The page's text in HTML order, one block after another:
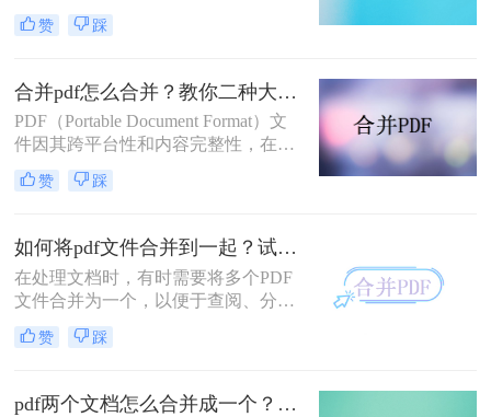
并成一个文件进行打印，以便于管理
和节省纸张。那么如何把pdf合并到一
合并PDF文件并打印，每种方法都附
有简介。
赞 踩
合并pdf怎么合并？教你二种大家都在用的合并方法！
PDF（Portable Document Format）文
件因其跨平台性和内容完整性，在日
常办公和学习中得到了广泛应用。有
时，我们需要将多个PDF文件合并为
么合并pdf怎么合并呢？本文将介绍两
种常见的PDF合并方法。
赞 踩
如何将pdf文件合并到一起？试试这二个合并方法！
在处理文档时，有时需要将多个PDF
文件合并为一个，以便于查阅、分享
或存储。那么如何将pdf文件合并到一
起呢？本文将介绍两种合并PDF文件
赞 踩
pdf两个文档怎么合并成一个？这4种合并方法快来看看！